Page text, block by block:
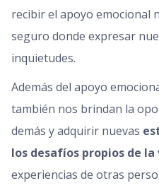
recibir el apoyo emocional
seguro donde expresar
inquietudes.
Además del apoyo
también nos brindan la
demás y adquirir nuevas
los desafíos propios de la
experiencias de otras